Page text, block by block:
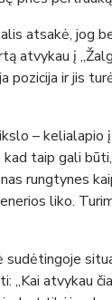
atsakė, jog
atvykau į
pozicija ir jis
– kelialapio
taip gali
rungtynes
liko.
„Kai atvykau